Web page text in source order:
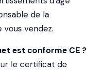
de la
vendez.
est conforme CE ?
le certificat de